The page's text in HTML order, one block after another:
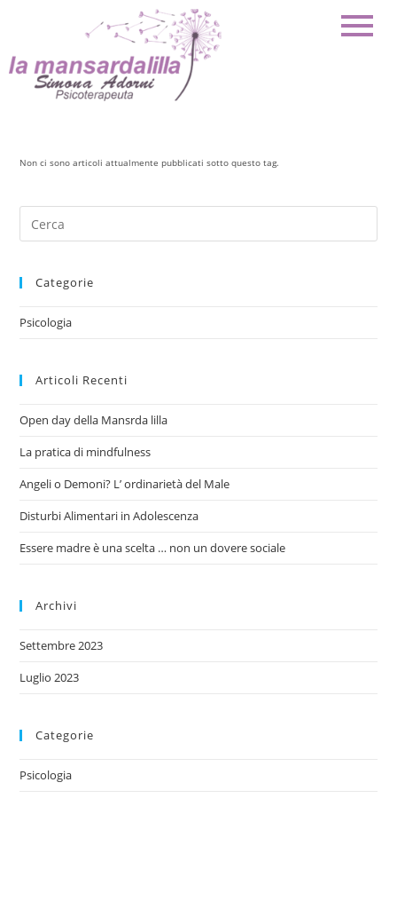
Non ci sono articoli attualmente pubblicati sotto questo tag.
Categorie
Psicologia
Articoli Recenti
Open day della Mansrda lilla
La pratica di mindfulness
Angeli o Demoni? L’ ordinarietà del Male
Disturbi Alimentari in Adolescenza
Essere madre è una scelta … non un dovere sociale
Archivi
Settembre 2023
Luglio 2023
Categorie
Psicologia